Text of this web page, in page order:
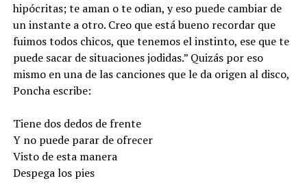
hipócritas; te aman o te odian, y eso puede cambiar de
un instante a otro. Creo que está bueno recordar que
fuimos todos chicos, que tenemos el instinto, ese que te
puede sacar de situaciones jodidas.” Quizás por eso
mismo en una de las canciones que le da origen al disco,
Poncha escribe:
Tiene dos dedos de frente
Y no puede parar de ofrecer
Visto de esta manera
Despega los pies